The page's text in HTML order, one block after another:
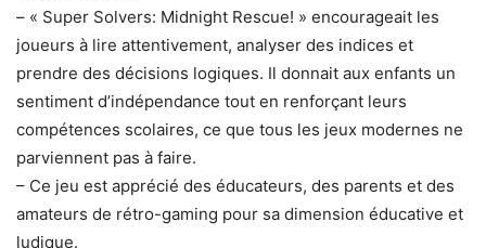
– « Super Solvers: Midnight Rescue! » encourageait les
joueurs à lire attentivement, analyser des indices et
prendre des décisions logiques. Il donnait aux enfants un
sentiment d’indépendance tout en renforçant leurs
compétences scolaires, ce que tous les jeux modernes ne
parviennent pas à faire.
– Ce jeu est apprécié des éducateurs, des parents et des
amateurs de rétro-gaming pour sa dimension éducative et
ludique.